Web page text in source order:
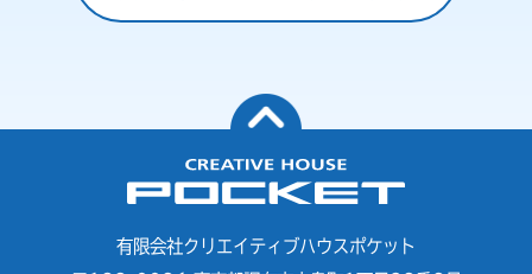
有限会社クリエイティブハウスポケット